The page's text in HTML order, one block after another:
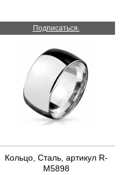
Подписаться.
Кольцо, Сталь, артикул R-
M5898